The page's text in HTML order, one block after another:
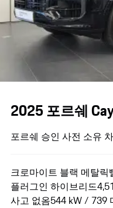
2025 포르쉐
포르쉐 승인 사전 소유
크로마이트 블랙 메탈릭
플러그인 하이브리드
사고 없음544 kW / 739